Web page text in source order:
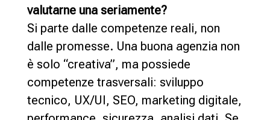
valutarne una seriamente?
Si parte dalle competenze reali, non
dalle promesse. Una buona agenzia non
è solo “creativa”, ma possiede
competenze trasversali: sviluppo
tecnico, UX/UI, SEO, marketing digitale,